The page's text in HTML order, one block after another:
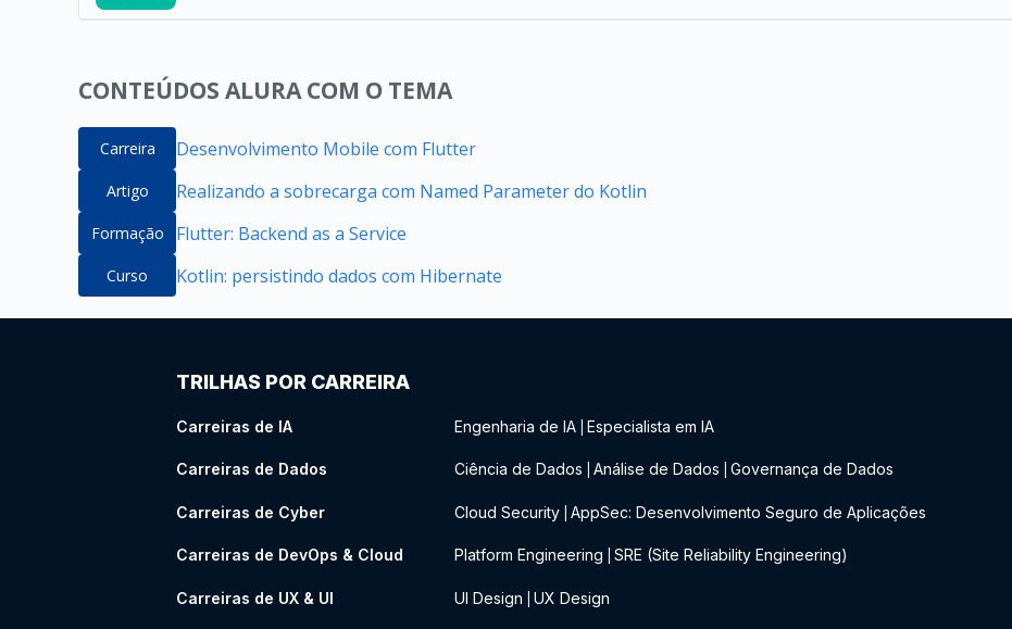
CONTEÚDOS ALURA COM O TEMA
Carreira Desenvolvimento Mobile com Flutter
Artigo Realizando a sobrecarga com Named Parameter do Kotlin
Formação Flutter: Backend as a Service
Curso Kotlin: persistindo dados com Hibernate
TRILHAS POR CARREIRA
Carreiras de IA Engenharia de IA Especialista em IA
Carreiras de Dados Ciência de Dados Análise de Dados Governança de Dados
Carreiras de Cyber Cloud Security AppSec: Desenvolvimento Seguro de Aplicações
Carreiras de DevOps & Cloud Platform Engineering SRE (Site Reliability Engineering)
Carreiras de UX & UI UI Design UX Design